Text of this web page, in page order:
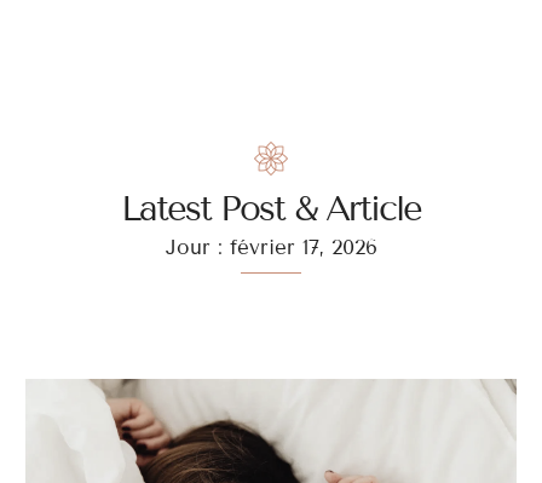
Latest Post & Article
Jour : février 17, 2026